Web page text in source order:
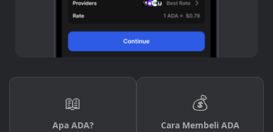
📖
Apa ADA?
💰
Cara Membeli ADA